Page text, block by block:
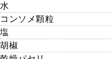
水
コンソメ顆粒
塩
胡椒